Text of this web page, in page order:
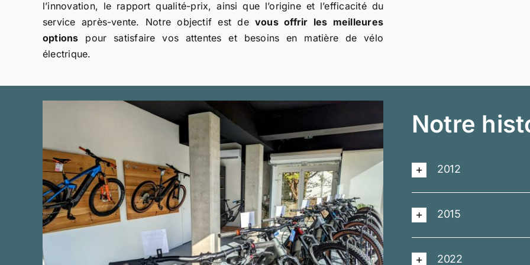
l’innovation, le rapport qualité-prix, ainsi que l’origine et l’efficacité du
service après-vente. Notre objectif est de vous offrir les meilleures
options pour satisfaire vos attentes et besoins en matière de vélo
électrique.
Notre
2012
2015
2022